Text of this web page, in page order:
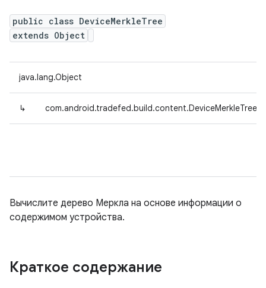
public class DeviceMerkleTree
extends Object
java.lang.Object
↳ com.android.tradefed.build.content.DeviceMerkleTree
Вычислите дерево Меркла на основе информации о
содержимом устройства.
Краткое содержание